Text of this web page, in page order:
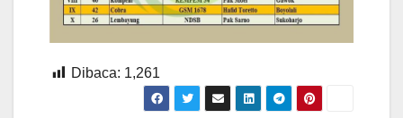
Dibaca: 1,261